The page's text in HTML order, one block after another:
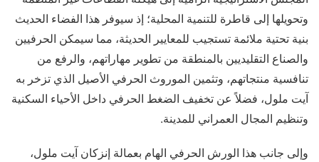
وتحويلها إلى قاطرة للتنمية المحلية؛ إذ سيوفر هذا الفضاء الحديث
بنية تحتية ملائمة تستجيب للمعايير الحديثة، مما سيمكن الحرفيين
والصناع التقليديين بالمنطقة من تطوير مهاراتهم، والرفع من
تنافسية منتجاتهم، وتثمين الموروث الحرفي الأصيل الذي تزخر به
آيت ملول، فضلاً عن تخفيف الضغط الحرفي داخل الأحياء السكنية
وتنظيم المجال العمراني للمدينة.
وإلى جانب هذا الورش الحرفي الهام بعمالة إنزكان آيت ملول،